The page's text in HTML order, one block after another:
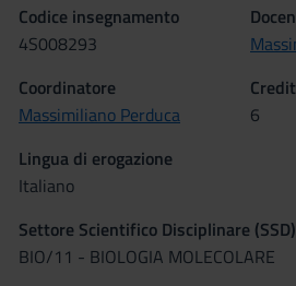
Codice insegnamento
4S008293
Coordinatore
Massimiliano Perduca
6
Lingua di erogazione
Italiano
Settore Scientifico Disciplinare (SSD)
BIO/11 - BIOLOGIA MOLECOLARE